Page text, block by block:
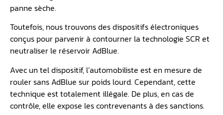
panne sèche.
Toutefois, nous trouvons des dispositifs électroniques
conçus pour parvenir à contourner la technologie SCR et
neutraliser le réservoir AdBlue.
Avec un tel dispositif, l’automobiliste est en mesure de
rouler sans AdBlue sur poids lourd. Cependant, cette
technique est totalement illégale. De plus, en cas de
contrôle, elle expose les contrevenants à des sanctions.